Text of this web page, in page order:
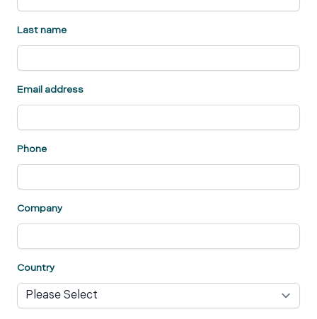
Last name
Email address
Phone
Company
Country